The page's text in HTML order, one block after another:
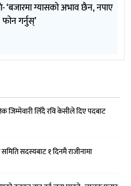
ग्यासको अभाव छैन, नपाए
फोन गर्नुस्’
जिम्मेवारी लिँदै रवि केसीले दिए पदबाट
सदस्यबाट १ दिनमै राजीनामा